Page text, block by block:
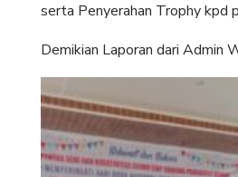
serta Penyerahan Trophy kpd
Demikian Laporan dari Admin